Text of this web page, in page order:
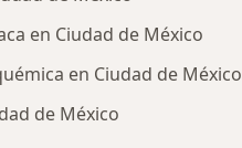
en Ciudad de México
en Ciudad de México
de México